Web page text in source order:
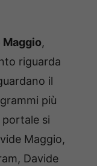
Maggio,
riguarda
il
più
si
Maggio,
Davide